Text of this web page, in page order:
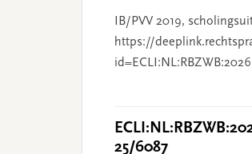
IB/PVV 2019,
https://
25/6087